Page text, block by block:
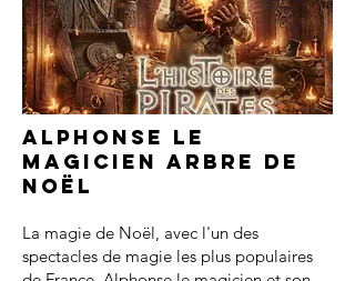
Alphonse le
magicien arbre de
noël
La magie de Noël, avec l'un des
spectacles de magie les plus populaires